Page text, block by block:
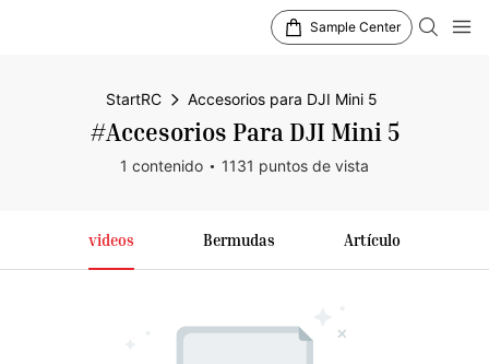
Sample Center
StartRC Accesorios para DJI Mini 5
#Accesorios Para DJI Mini 5
1 contenido 1131 puntos de vista
videos Bermudas Artículo